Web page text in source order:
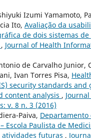
Izumi Yamamoto,
Ito, Avaliação da
de dois sistemas de
, Journal of Health
de Carvalho Junior,
Ivan Torres Pisa,
security standards and
content analysis ,
v. 8 n. 3 (2016)
Paiva,
Escola Paulista de
atividades futuras ,